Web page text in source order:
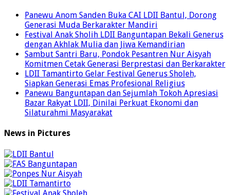
Panewu Anom Sanden Buka CAI LDII Bantul, Dorong
Generasi Muda Berkarakter Mandiri
Festival Anak Sholih LDII Banguntapan Bekali Generus
dengan Akhlak Mulia dan Jiwa Kemandirian
Sambut Santri Baru, Pondok Pesantren Nur Aisyah
Komitmen Cetak Generasi Berprestasi dan Berkarakter
LDII Tamantirto Gelar Festival Generus Sholeh,
Siapkan Generasi Emas Profesional Religius
Panewu Banguntapan dan Sejumlah Tokoh Apresiasi
Bazar Rakyat LDII, Dinilai Perkuat Ekonomi dan
Silaturahmi Masyarakat
News in Pictures